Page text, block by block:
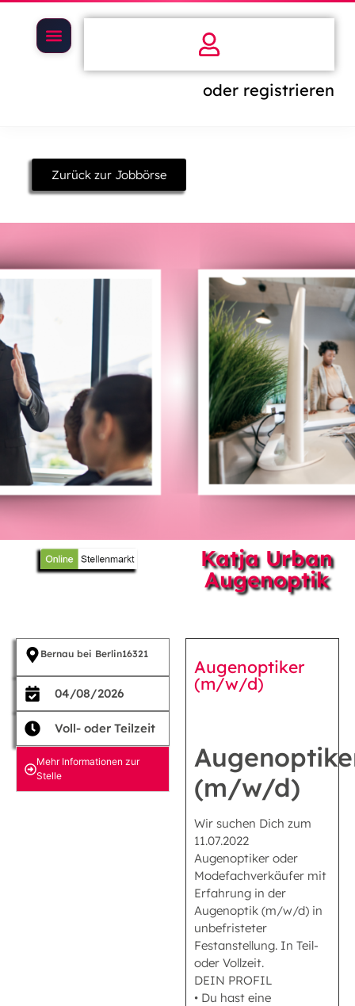
oder registrieren
Zurück zur Jobbörse
Katja Urban
Augenoptik
Bernau bei Berlin16321
04/08/2026
Voll- oder Teilzeit
Mehr Informationen zur
Stelle
Augenoptiker
(m/w/d)
(m/w/d)
Wir suchen Dich zum
11.07.2022
Augenoptiker oder
Modefachverkäufer mit
Erfahrung in der
Augenoptik (m/w/d) in
unbefristeter
Festanstellung. In Teil-
oder Vollzeit.
DEIN PROFIL
• Du hast eine